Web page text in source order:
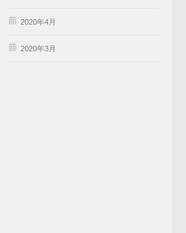
2020年4月
2020年3月